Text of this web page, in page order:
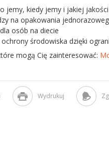
jemy, kiedy jemy i jakiej
na opakowania
osób na diecie
środowiska dzięki
mogą Cię zainteresować:
Wydrukuj